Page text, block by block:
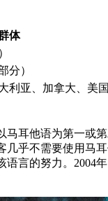
体
分）
利亚、加拿大、美国
马耳他语为第一或
几乎不需要使用马
语言的努力。2004